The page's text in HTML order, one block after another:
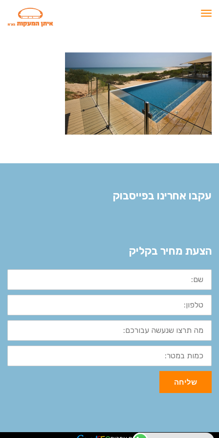
תפריט
עקבו אחרינו בפייסבוק
הצעת מחיר בקליק
שם:
טלפון:
מה
תרצו
שנעשה
עבורכם:
כמות
במטר:
שליחה